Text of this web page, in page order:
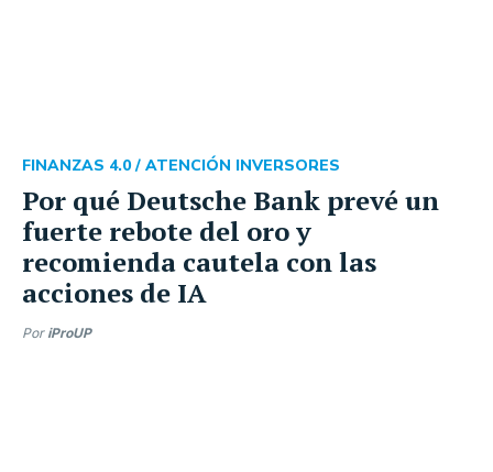
Por qué Deutsche Bank prevé un
fuerte rebote del oro y
recomienda cautela con las
acciones de IA
FINANZAS 4.0 / ATENCIÓN INVERSORES
Por iProUP